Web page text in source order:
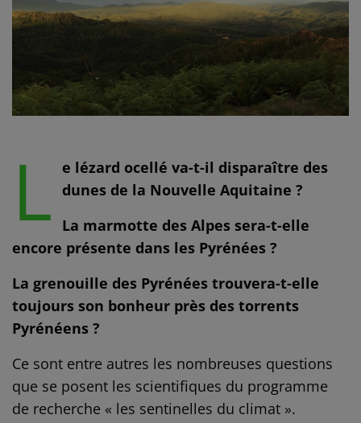
L
e lézard ocellé va-t-il disparaître des
dunes de la Nouvelle Aquitaine ?
La marmotte des Alpes sera-t-elle
encore présente dans les Pyrénées ?
La grenouille des Pyrénées trouvera-t-elle
toujours son bonheur près des torrents
Pyrénéens ?
Ce sont entre autres les nombreuses questions
que se posent les scientifiques du programme
de recherche « les sentinelles du climat ».